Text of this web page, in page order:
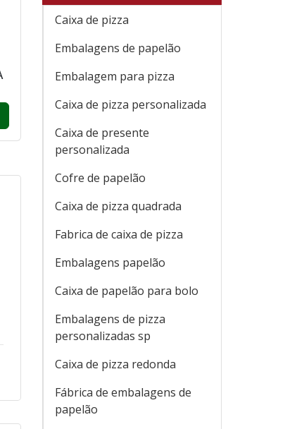
Caixa de pizza
Embalagens de papelão
Embalagem para pizza
Caixa de pizza personalizada
Caixa de presente
personalizada
Cofre de papelão
Caixa de pizza quadrada
Fabrica de caixa de pizza
Embalagens papelão
Caixa de papelão para bolo
Embalagens de pizza
personalizadas sp
Caixa de pizza redonda
Fábrica de embalagens de
papelão